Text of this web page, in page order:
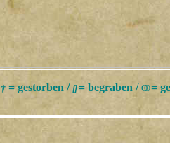
† = gestorben / [] = begraben / ОО =